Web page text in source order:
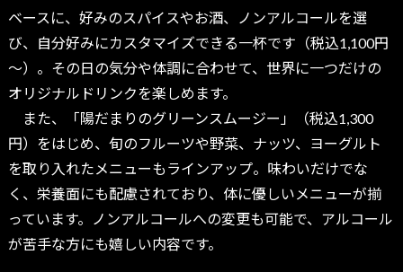
ベースに、好みのスパイスやお酒、ノンアルコールを選
び、自分好みにカスタマイズできる一杯です（税込1,100円
～）。その日の気分や体調に合わせて、世界に一つだけの
オリジナルドリンクを楽しめます。
また、「陽だまりのグリーンスムージー」（税込1,300
円）をはじめ、旬のフルーツや野菜、ナッツ、ヨーグルト
を取り入れたメニューもラインアップ。味わいだけでな
く、栄養面にも配慮されており、体に優しいメニューが揃
っています。ノンアルコールへの変更も可能で、アルコール
が苦手な方にも嬉しい内容です。